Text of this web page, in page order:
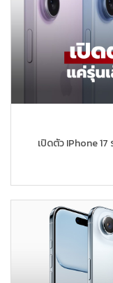
เปิดตัว IPhone 17